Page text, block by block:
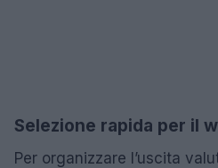
Selezione rapida per il
Per organizzare l’uscita